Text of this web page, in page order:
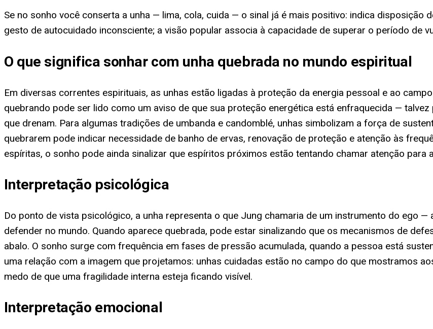
Se no sonho você conserta a unha — lima, cola, cuida — o sinal já é mais positivo: indica
gesto de autocuidado inconsciente; a visão popular associa à capacidade de superar o período de
O que significa sonhar com unha quebrada no mundo espiritual
Em diversas correntes espirituais, as unhas estão ligadas à proteção da energia pessoal e ao
quebrando pode ser lido como um aviso de que sua proteção energética está enfraquecida —
que drenam. Para algumas tradições de umbanda e candomblé, unhas simbolizam a força de
quebrarem pode indicar necessidade de banho de ervas, renovação de proteção e atenção às
espíritas, o sonho pode ainda sinalizar que espíritos próximos estão tentando chamar atenção para
Interpretação psicológica
Do ponto de vista psicológico, a unha representa o que Jung chamaria de um instrumento do ego
defender no mundo. Quando aparece quebrada, pode estar sinalizando que os mecanismos de
abalo. O sonho surge com frequência em fases de pressão acumulada, quando a pessoa está
uma relação com a imagem que projetamos: unhas cuidadas estão no campo do que mostramos
medo de que uma fragilidade interna esteja ficando visível.
Interpretação emocional